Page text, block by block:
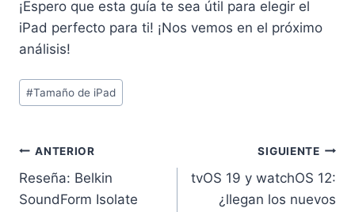
¡Espero que esta guía te sea útil para elegir el
iPad perfecto para ti! ¡Nos vemos en el próximo
análisis!
Etiquetas
de
entrada:
#Tamaño de iPad
Navegación
de
ANTERIOR
Reseña: Belkin
SoundForm Isolate
SIGUIENTE
tvOS 19 y watchOS 12:
¿llegan los nuevos